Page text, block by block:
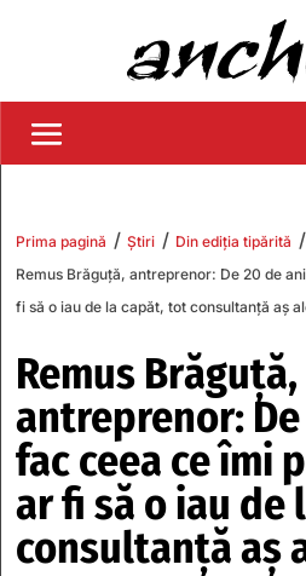
Prima pagină / Știri / Din ediția tipărită /
Remus Brăguţă, antreprenor: De 20 de
fi să o iau de la capăt, tot consultanță aș
Remus Brăguţă,
antreprenor:
fac ceea ce îmi
ar fi să o iau de
consultanță aș